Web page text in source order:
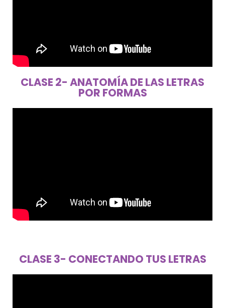
CLASE 2- ANATOMÍA DE LAS LETRAS
POR FORMAS
CLASE 3- CONECTANDO TUS LETRAS